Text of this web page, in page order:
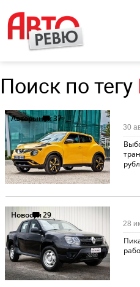
Поиск по тегу
Авторынок37
30
Новости29
28